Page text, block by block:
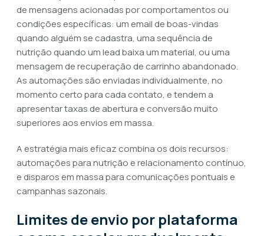
de mensagens acionadas por comportamentos ou
condições específicas: um email de boas-vindas
quando alguém se cadastra, uma sequência de
nutrição quando um lead baixa um material, ou uma
mensagem de recuperação de carrinho abandonado.
As automações são enviadas individualmente, no
momento certo para cada contato, e tendem a
apresentar taxas de abertura e conversão muito
superiores aos envios em massa.
A estratégia mais eficaz combina os dois recursos:
automações para nutrição e relacionamento contínuo,
e disparos em massa para comunicações pontuais e
campanhas sazonais.
Limites de envio por plataforma